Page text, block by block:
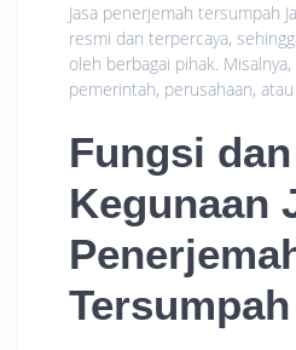
Jasa penerjemah tersumpah
resmi dan terpercaya,
oleh berbagai pihak.
pemerintah, perusahaan,
Fungsi dan
Kegunaan
Tersumpah